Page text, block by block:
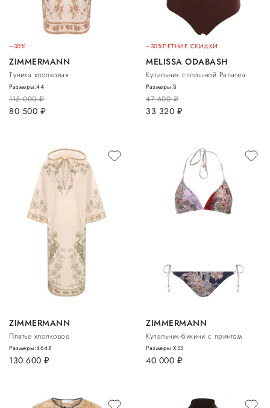
–30%
ZIMMERMANN
Туника хлопковая
115 000руб.
80 500 руб.
Размеры:44
–30%ЛЕТНИЕ СКИДКИ
MELISSA ODABASH
Купальник сплошной Panarea
47 600руб.
33 320 руб.
Размеры:S
ZIMMERMANN
Платье хлопковое
130 600 руб.
Размеры:4648
ZIMMERMANN
Купальник-бикини с принтом
40 000 руб.
Размеры:XSS